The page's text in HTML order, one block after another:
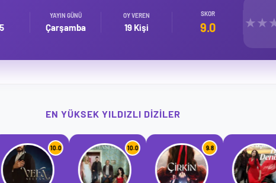
YAYIN GÜNÜ
Çarşamba
OY VEREN
19 Kişi
SKOR
9.0 ★★
EN YÜKSEK YILDIZLI DIZILER